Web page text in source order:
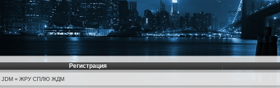
Регистрация
JDM = ЖРУ СПЛЮ ЖДМ